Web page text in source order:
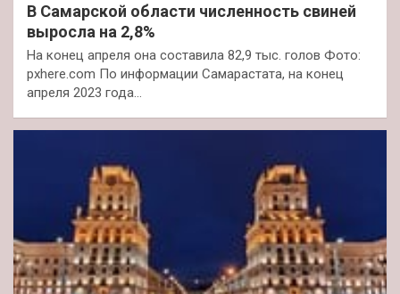
В Самарской области численность свиней
выросла на 2,8%
На конец апреля она составила 82,9 тыс. голов Фото:
pxhere.com По информации Самарастата, на конец
апреля 2023 года…